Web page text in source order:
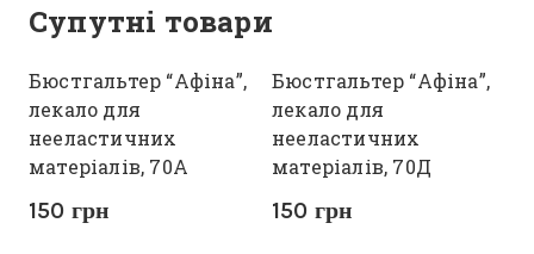
Супутні товари
Бюстгальтер “Афіна”,
лекало для
нееластичних
матеріалів, 70А
150 грн
Бюстгальтер “Афіна”,
лекало для
нееластичних
матеріалів, 70Д
150 грн